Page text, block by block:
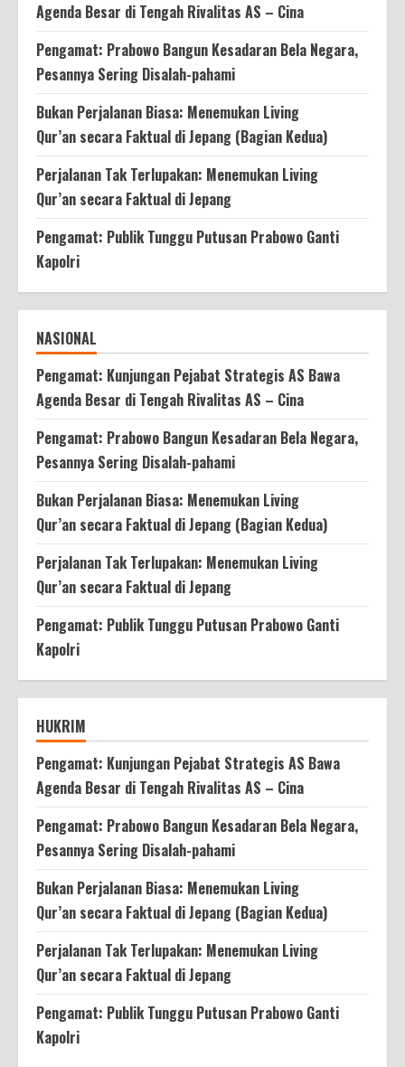
Agenda Besar di Tengah Rivalitas AS – Cina
Pengamat: Prabowo Bangun Kesadaran Bela Negara,
Pesannya Sering Disalah-pahami
Bukan Perjalanan Biasa: Menemukan Living
Qur’an secara Faktual di Jepang (Bagian Kedua)
Perjalanan Tak Terlupakan: Menemukan Living
Qur’an secara Faktual di Jepang
Pengamat: Publik Tunggu Putusan Prabowo Ganti
Kapolri
NASIONAL
Pengamat: Kunjungan Pejabat Strategis AS Bawa
Agenda Besar di Tengah Rivalitas AS – Cina
Pengamat: Prabowo Bangun Kesadaran Bela Negara,
Pesannya Sering Disalah-pahami
Bukan Perjalanan Biasa: Menemukan Living
Qur’an secara Faktual di Jepang (Bagian Kedua)
Perjalanan Tak Terlupakan: Menemukan Living
Qur’an secara Faktual di Jepang
Pengamat: Publik Tunggu Putusan Prabowo Ganti
Kapolri
HUKRIM
Pengamat: Kunjungan Pejabat Strategis AS Bawa
Agenda Besar di Tengah Rivalitas AS – Cina
Pengamat: Prabowo Bangun Kesadaran Bela Negara,
Pesannya Sering Disalah-pahami
Bukan Perjalanan Biasa: Menemukan Living
Qur’an secara Faktual di Jepang (Bagian Kedua)
Perjalanan Tak Terlupakan: Menemukan Living
Qur’an secara Faktual di Jepang
Pengamat: Publik Tunggu Putusan Prabowo Ganti
Kapolri